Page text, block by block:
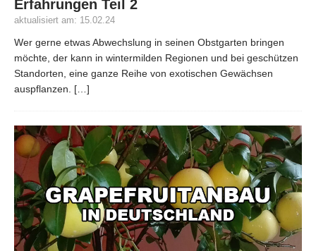
Erfahrungen Teil 2
aktualisiert am: 15.02.24
Wer gerne etwas Abwechslung in seinen Obstgarten bringen
möchte, der kann in wintermilden Regionen und bei geschützen
Standorten, eine ganze Reihe von exotischen Gewächsen
auspflanzen. […]